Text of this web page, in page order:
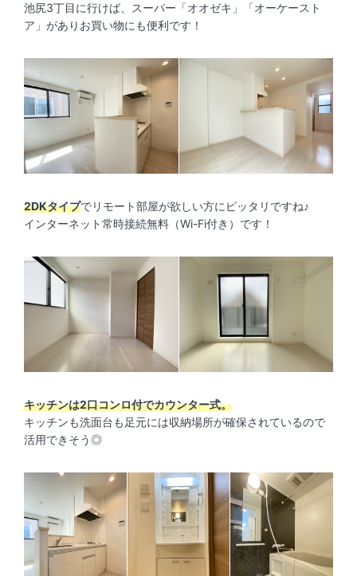
池尻3丁目に行けば、スーパー「オオゼキ」「オーケースト
ア」がありお買い物にも便利です！
2DKタイプでリモート部屋が欲しい方にピッタリですね♪
インターネット常時接続無料（Wi-Fi付き）です！
キッチンは2口コンロ付でカウンター式。
キッチンも洗面台も足元には収納場所が確保されているので
活用できそう◎